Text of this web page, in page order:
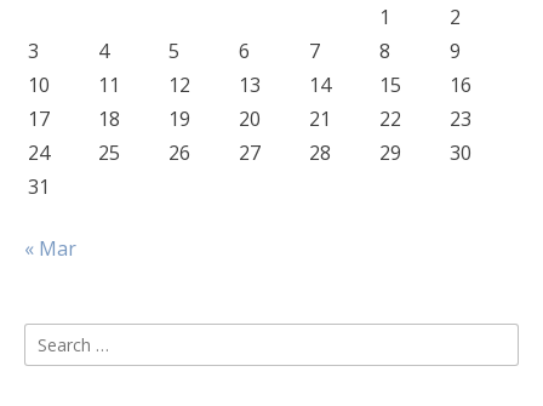
1
2
3
4 5 6 7 8
9
10
11 12 13 14 15
16
17
18 19 20 21 22
23
24
25 26 27 28 29
30
31
« Mar
Search
for: